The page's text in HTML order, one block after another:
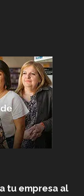
tu empresa al